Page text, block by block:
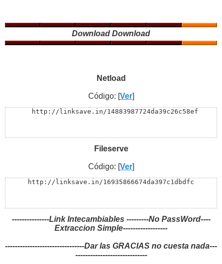
Download Download
Netload
Código: [Ver]
  http://linksave.in/14883987724da39c26c58ef
Fileserve
Código: [Ver]
http://linksave.in/16935866674da397c1dbdfc
---------------Link Intecambiables ---------No PassWord----
Extraccion Simple------------------
--------------------------------Dar las GRACIAS no cuesta nada---
-----------------------------